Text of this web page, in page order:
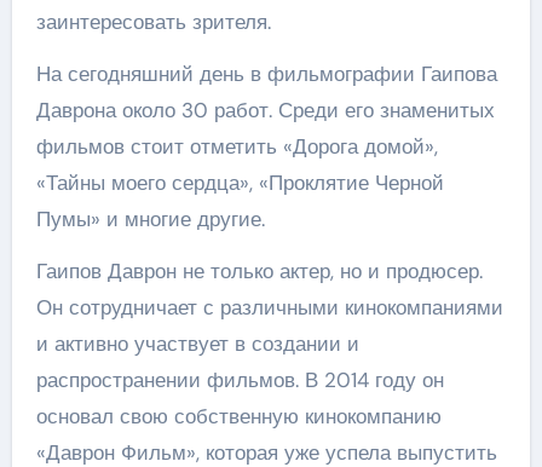
заинтересовать зрителя.
На сегодняшний день в фильмографии Гаипова
Даврона около 30 работ. Среди его знаменитых
фильмов стоит отметить «Дорога домой»,
«Тайны моего сердца», «Проклятие Черной
Пумы» и многие другие.
Гаипов Даврон не только актер, но и продюсер.
Он сотрудничает с различными кинокомпаниями
и активно участвует в создании и
распространении фильмов. В 2014 году он
основал свою собственную кинокомпанию
«Даврон Фильм», которая уже успела выпустить